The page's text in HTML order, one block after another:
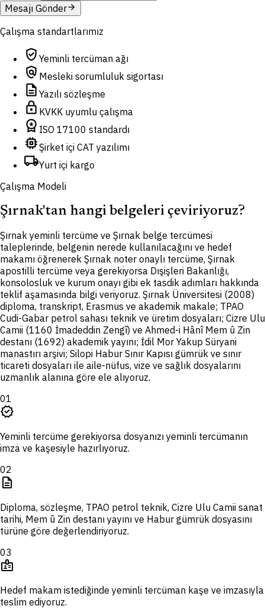
Mesajı Gönderarrow_forward
Çalışma standartlarımız
verified_user Yeminli tercüman ağı
policy Mesleki sorumluluk sigortası
description Yazılı sözleşme
lock KVKK uyumlu çalışma
workspace_premium ISO 17100 standardı
memoryŞirket içi CAT yazılımı
local_shippingYurt içi kargo
Çalışma Modeli
Şırnak'tan hangi belgeleri çeviriyoruz?
Şırnak yeminli tercüme ve Şırnak belge tercümesi
taleplerinde, belgenin nerede kullanılacağını ve hedef
makamı öğrenerek Şırnak noter onaylı tercüme, Şırnak
apostilli tercüme veya gerekiyorsa Dışişleri Bakanlığı,
konsolosluk ve kurum onayı gibi ek tasdik adımları hakkında
teklif aşamasında bilgi veriyoruz. Şırnak Üniversitesi (2008)
diploma, transkript, Erasmus ve akademik makale; TPAO
Cudi-Gabar petrol sahası teknik ve üretim dosyaları; Cizre Ulu
Camii (1160 İmadeddin Zengî) ve Ahmed-i Hânî Mem û Zin
destanı (1692) akademik yayını; İdil Mor Yakup Süryani
manastırı arşivi; Silopi Habur Sınır Kapısı gümrük ve sınır
ticareti dosyaları ile aile-nüfus, vize ve sağlık dosyalarını
uzmanlık alanına göre ele alıyoruz.
01
verified
Yeminli tercüme gerekiyorsa dosyanızı yeminli tercümanın
imza ve kaşesiyle hazırlıyoruz.
02
description
Diploma, sözleşme, TPAO petrol teknik, Cizre Ulu Camii sanat
tarihi, Mem û Zin destanı yayını ve Habur gümrük dosyasını
türüne göre değerlendiriyoruz.
03
badge
Hedef makam istediğinde yeminli tercüman kaşe ve imzasıyla
teslim ediyoruz.